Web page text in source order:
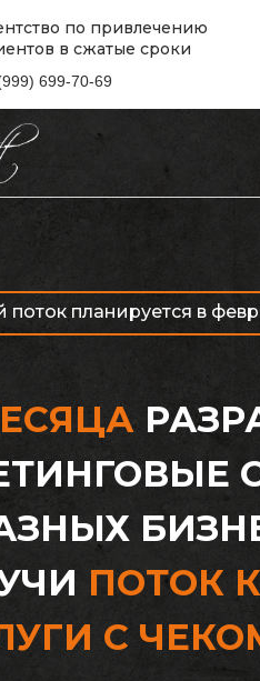
по привлечению
в сжатые сроки
699-70-69
ПОТОК
С
планируется в